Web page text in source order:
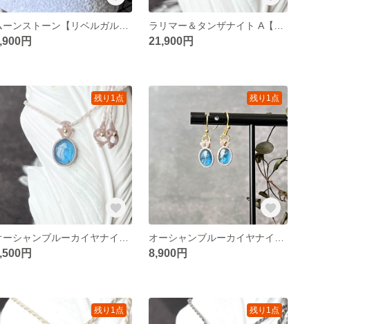
円 21,900円
残り1点
円
残り1点
8,900円
残り1点 残り1点